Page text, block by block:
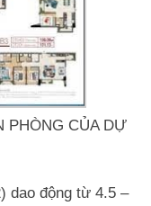
PHÒNG CỦA DỰ
dao động từ 4.5 –